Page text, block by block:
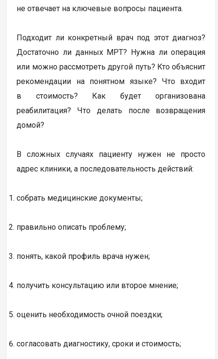
не отвечает на ключевые вопросы пациента.
Подходит ли конкретный врач под этот диагноз?
Достаточно ли данных МРТ? Нужна ли операция
или можно рассмотреть другой путь? Кто объяснит
рекомендации на понятном языке? Что входит
в стоимость? Как будет организована
реабилитация? Что делать после возвращения
домой?
В сложных случаях пациенту нужен не просто
адрес клиники, а последовательность действий:
собрать медицинские документы;
правильно описать проблему;
понять, какой профиль врача нужен;
получить консультацию или второе мнение;
оценить необходимость очной поездки;
согласовать диагностику, сроки и стоимость;